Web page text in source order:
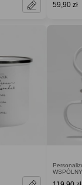
59,90 zł